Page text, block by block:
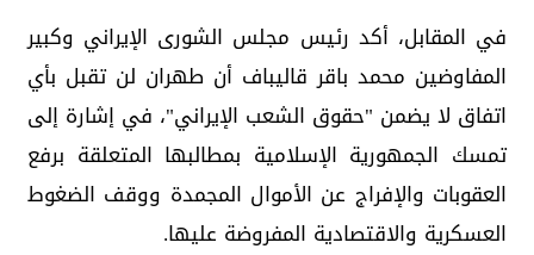
في المقابل، أكد رئيس مجلس الشورى الإيراني وكبير
المفاوضين محمد باقر قاليباف أن طهران لن تقبل بأي
اتفاق لا يضمن "حقوق الشعب الإيراني"، في إشارة إلى
تمسك الجمهورية الإسلامية بمطالبها المتعلقة برفع
العقوبات والإفراج عن الأموال المجمدة ووقف الضغوط
العسكرية والاقتصادية المفروضة عليها.